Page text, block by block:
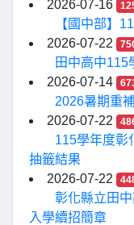
2026-07-16
【國中部】
2026-07-22
田中高中115
2026-07-14
2026暑期重
2026-07-22
115學年度彰
抽籤結果
2026-07-22
彰化縣立田
入學續招簡章